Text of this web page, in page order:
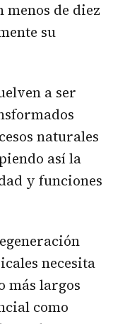
menos de diez
su
a ser
naturales
así la
y funciones
necesita
más largos
como